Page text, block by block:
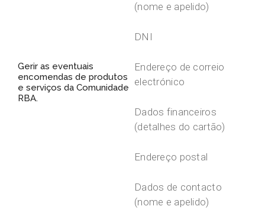
Gerir as eventuais
encomendas de produtos
e serviços da Comunidade
RBA.
(nome e apelido)
DNI
Endereço de correio
electrónico
Dados financeiros
(detalhes do cartão)
Endereço postal
Dados de contacto
(nome e apelido)